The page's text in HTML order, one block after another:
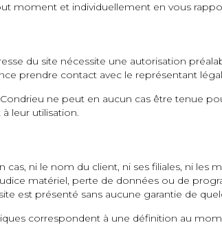
moment et individuellement en vous
du site nécessite une autorisation
prendre contact avec le représentant
ne peut en aucun cas être tenue
leur utilisation.
cas, ni le nom du client, ni ses filiales, ni
matériel, perte de données ou de
est présenté sans aucune garantie de
correspondent à une définition au